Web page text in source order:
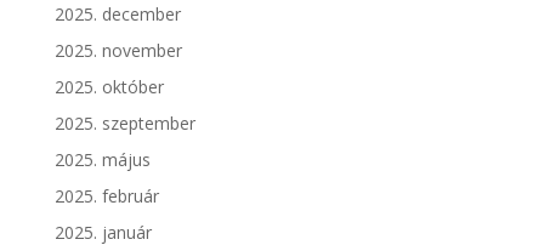
2025. december
2025. november
2025. október
2025. szeptember
2025. május
2025. február
2025. január